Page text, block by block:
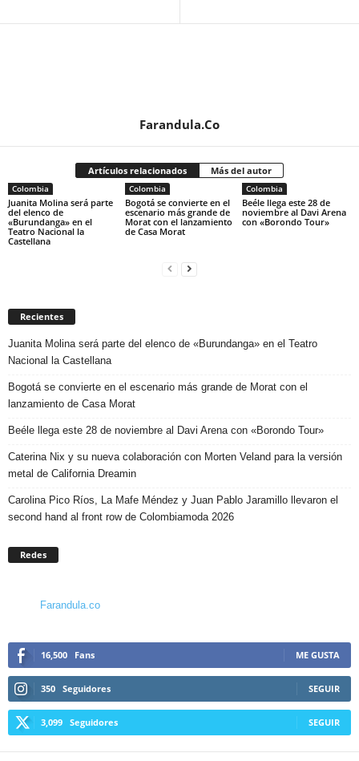
Farandula.Co
Artículos relacionados Más del autor
Colombia
Juanita Molina será parte
del elenco de
«Burundanga» en el
Teatro Nacional la
Castellana
Colombia
Bogotá se convierte en el
escenario más grande de
Morat con el lanzamiento
de Casa Morat
Colombia
Beéle llega este 28 de
noviembre al Davi Arena
con «Borondo Tour»
Recientes
Juanita Molina será parte del elenco de «Burundanga» en el Teatro
Nacional la Castellana
Bogotá se convierte en el escenario más grande de Morat con el
lanzamiento de Casa Morat
Beéle llega este 28 de noviembre al Davi Arena con «Borondo Tour»
Caterina Nix y su nueva colaboración con Morten Veland para la versión
metal de California Dreamin
Carolina Pico Ríos, La Mafe Méndez y Juan Pablo Jaramillo llevaron el
second hand al front row de Colombiamoda 2026
Redes
Farandula.co
16,500 Fans ME GUSTA
350 Seguidores SEGUIR
3,099 Seguidores SEGUIR